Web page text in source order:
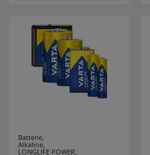
Batterie,
Alkaline,
LONGLIFE POWER,